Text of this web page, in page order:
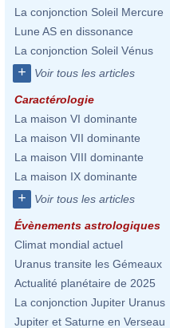
La conjonction Soleil Mercure
Lune AS en dissonance
La conjonction Soleil Vénus
+ Voir tous les articles
Caractérologie
La maison VI dominante
La maison VII dominante
La maison VIII dominante
La maison IX dominante
+ Voir tous les articles
Évènements astrologiques
Climat mondial actuel
Uranus transite les Gémeaux
Actualité planétaire de 2025
La conjonction Jupiter Uranus
Jupiter et Saturne en Verseau